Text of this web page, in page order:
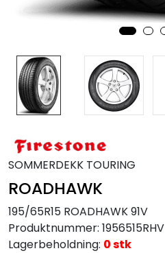
SOMMERDEKK TOURING
ROADHAWK
195/65R15 ROADHAWK 91V
Produktnummer: 1956515RHV
Lagerbeholdning: 0 stk